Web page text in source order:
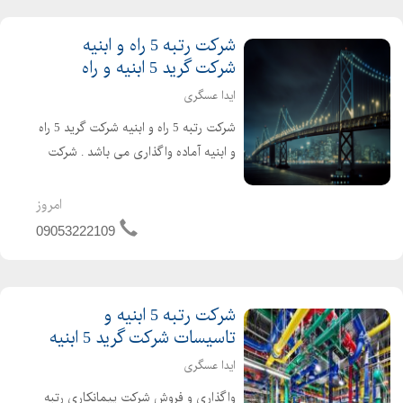
شرکت رتبه 5 راه و ابنیه
شرکت گرید 5 ابنیه و راه
ایدا عسگری
شرکت رتبه 5 راه و ابنیه شرکت گرید 5 راه
و ابنیه آماده واگذاری می باشد . شرکت
پیمانکاری و 2 سال تعهد مهندسین می
باشد . تازه تاسیس و بدون کارکرد و بدون
امروز
09053222109
شرکت رتبه 5 ابنیه و
تاسیسات شرکت گرید 5 ابنیه
ایدا عسگری
واگذاری و فروش شرکت پیمانکاری رتبه